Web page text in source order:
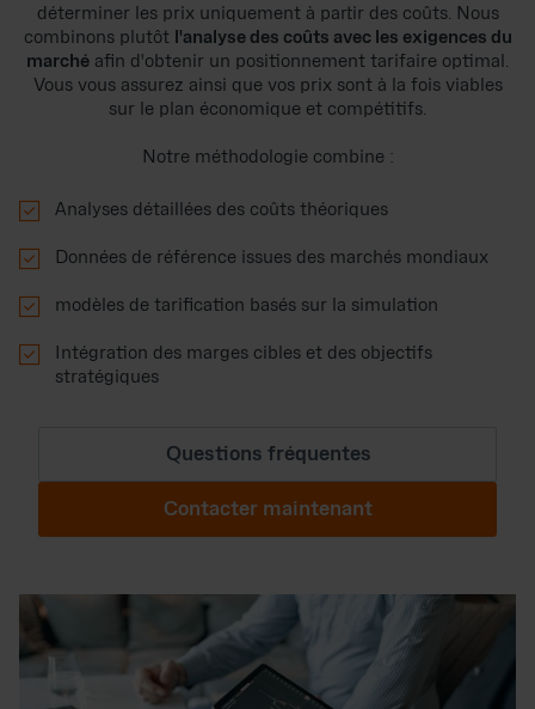
déterminer les prix uniquement à partir des coûts. Nous
combinons plutôt
l'analyse des coûts avec les exigences du
marché afin d'obtenir un positionnement tarifaire optimal.
Vous vous assurez ainsi que vos prix sont à la fois viables
sur le plan économique et compétitifs.
Notre méthodologie combine :
 Analyses détaillées des coûts théoriques
 Données de référence issues des marchés mondiaux
 modèles de tarification basés sur la simulation

Intégration des marges cibles et des objectifs
stratégiques
Questions fréquentes
Contacter maintenant